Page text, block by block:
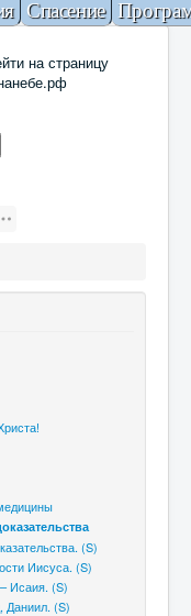
(S)
Иисуса. (S)
Исаия. (S)
Даниил. (S)
Спасение